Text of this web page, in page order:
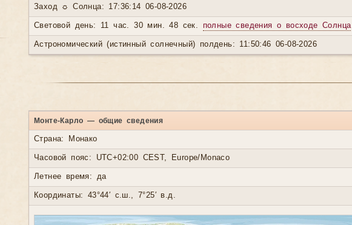
Заход ☼ Солнца: 17:36:14 06-08-2026
Световой день: 11 час. 30 мин. 48 сек. полные сведения о восходе Солнца
Астрономический (истинный солнечный) полдень: 11:50:46 06-08-2026
Монте-Карло — общие сведения
Страна: Монако
Часовой пояс: UTC+02:00 CEST, Europe/Monaco
Летнее время: да
Координаты: 43°44′ с.ш., 7°25′ в.д.